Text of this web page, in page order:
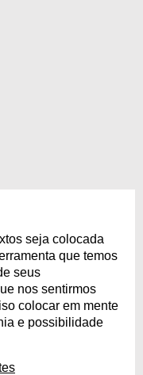
seja colocada
que temos
seus
nos sentirmos
colocar em mente
e possibilidade